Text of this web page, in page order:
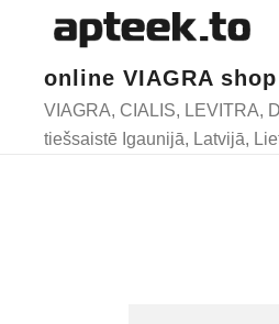
online VIAGRA
VIAGRA, CIALIS, LEVITRA,
tiešsaistē Igaunijā, Latvijā,